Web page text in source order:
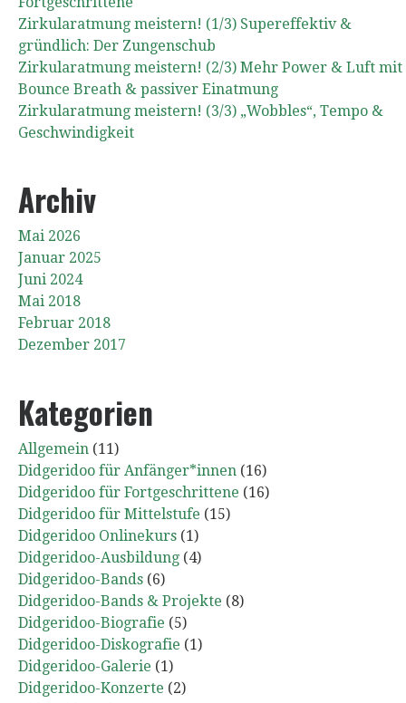
Zirkularatmung meistern! (1/3) Supereffektiv &
gründlich: Der Zungenschub
Zirkularatmung meistern! (2/3) Mehr Power & Luft mit
Bounce Breath & passiver Einatmung
Zirkularatmung meistern! (3/3) „Wobbles“, Tempo &
Geschwindigkeit
Archiv
Mai 2026
Januar 2025
Juni 2024
Mai 2018
Februar 2018
Dezember 2017
Kategorien
Allgemein (11)
Didgeridoo für Anfänger*innen (16)
Didgeridoo für Fortgeschrittene (16)
Didgeridoo für Mittelstufe (15)
Didgeridoo Onlinekurs (1)
Didgeridoo-Ausbildung (4)
Didgeridoo-Bands (6)
Didgeridoo-Bands & Projekte (8)
Didgeridoo-Biografie (5)
Didgeridoo-Diskografie (1)
Didgeridoo-Galerie (1)
Didgeridoo-Konzerte (2)